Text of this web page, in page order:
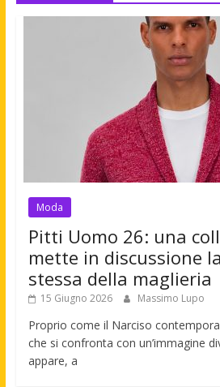
Moda
Pitti Uomo 26: una
mette in discussione
stessa della maglieria
15 Giugno 2026 Massimo Lupo
Proprio come il Narciso
che si confronta con un’immagine
appare, a